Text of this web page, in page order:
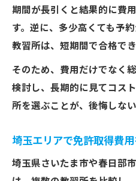
期間が長引くと結果的に費
す。逆に、多少高くても予
教習所は、短期間で合格で
そのため、費用だけでなく
検討し、長期的に見てコス
所を選ぶことが、後悔しな
埼玉エリアで免許取得費
埼玉県さいたま市や春日部